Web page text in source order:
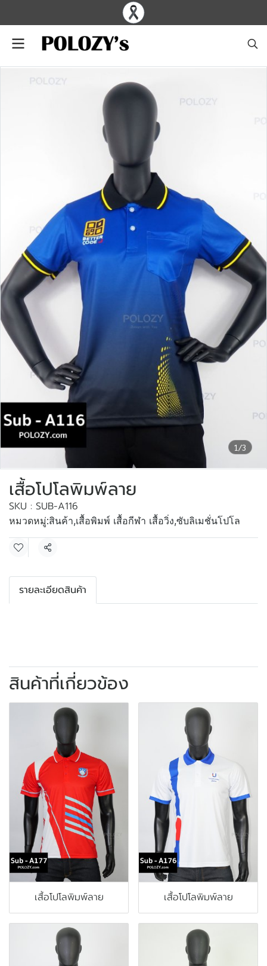
1/3
เสื้อโปโลพิมพ์ลาย
SKU : SUB-A116
หมวดหมู่:สินค้า,เสื้อพิมพ์ เสื้อกีฬา เสื้อวิ่ง,ซับลิเมชั่นโปโล
แชร์
รายละเอียดสินค้า
สินค้าที่เกี่ยวข้อง
เสื้อโปโลพิมพ์ลาย เสื้อโปโลพิมพ์ลาย